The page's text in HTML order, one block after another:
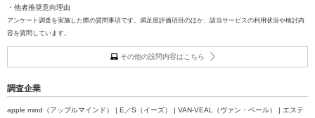
・他者推奨意向理由
アンケート調査を実施した際の質問事項です。満足度評価項目のほか、該当サービスの利用状況や検討内
容を質問しています。
その他の設問内容はこちら
調査企業
apple mind（アップルマインド） | E／S（イーズ） | VAN-VEAL（ヴァン・ベール） | エステ